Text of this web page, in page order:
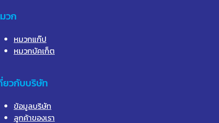
วก
หมวกแก๊ป
หมวกบัคเก็ต
ยวกับบริษัท
ข้อมูลบริษัท
ลูกค้าของเรา